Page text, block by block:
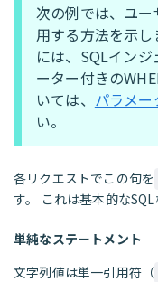
次の例では、ユー
用する方法を示
には、SQLイン
ーター付きの
いては、 パラメー
い。
各リクエストでこの句を
す。 これは基本的な
単純なステートメント
文字列値は単一引用符（